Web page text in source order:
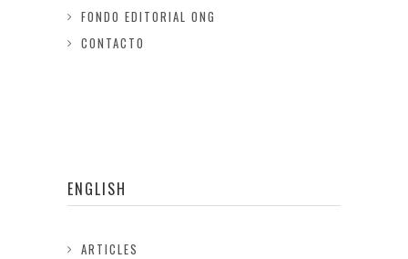
FONDO EDITORIAL ONG
CONTACTO
ENGLISH
ARTICLES